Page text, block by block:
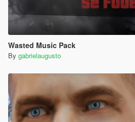
Wasted Music Pack
By gabrielaugusto